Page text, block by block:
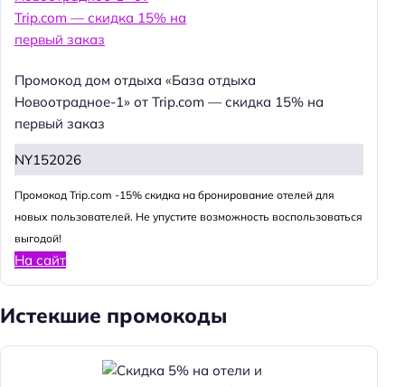
Промокод дом отдыха «База отдыха
Новоотрадное-1» от Trip.com — скидка 15% на
первый заказ
NY152026
Промокод Trip.com -15% скидка на бронирование отелей для
новых пользователей. Не упустите возможность воспользоваться
выгодой!
На сайт
Истекшие промокоды